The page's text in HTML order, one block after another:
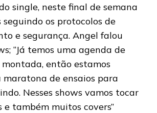
single, neste final de semana
seguindo os protocolos de
e segurança. Angel falou
“Já temos uma agenda de
montada, então estamos
maratona de ensaios para
Nesses shows vamos tocar
e também muitos covers”